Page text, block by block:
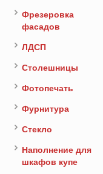
Фрезеровка
фасадов
ЛДСП
Столешницы
Фотопечать
Фурнитура
Стекло
Наполнение для
шкафов купе